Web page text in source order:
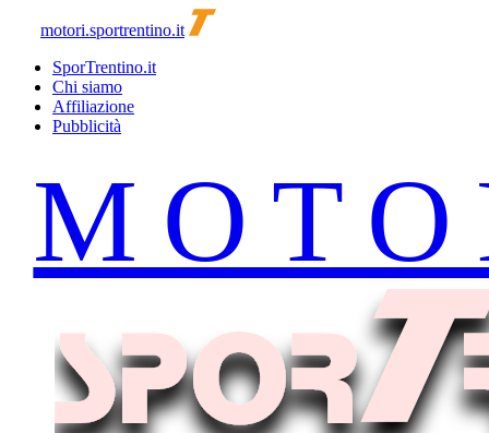
motori.sportrentino.it
SporTrentino.it
Chi siamo
Affiliazione
Pubblicità